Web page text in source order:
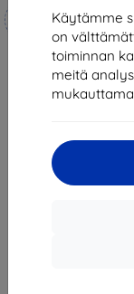
Käytämme
on
toiminnan
meitä
Mittojen
valmistettu
21,90 €
19,70 €